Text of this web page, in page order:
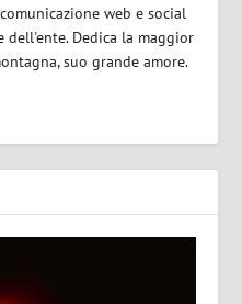
web e social
dell'ente. Dedica la maggior
suo grande amore.